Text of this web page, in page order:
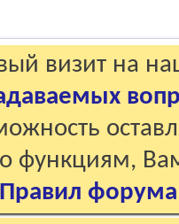
визит на
функциям,
Правил форума